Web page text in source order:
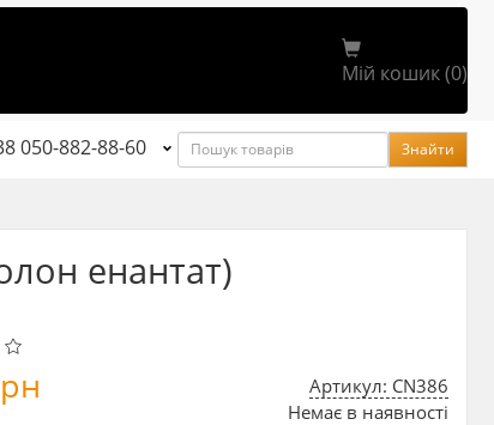
Мій кошик (0)
050-882-88-60 Пошук Знайти
енантат)
Артикул: CN386
Немає в наявності